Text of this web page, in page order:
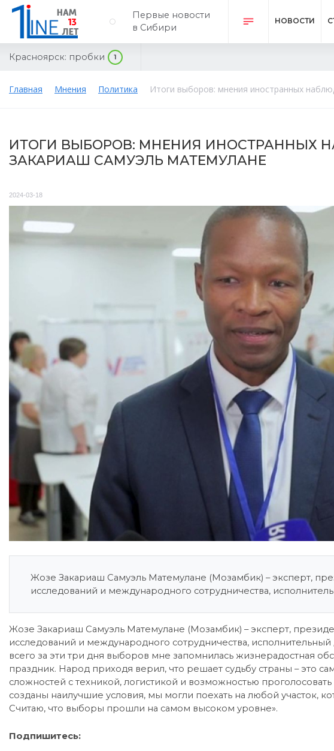
Первые новости
в Сибири
НОВОСТИ
Красноярск: пробки 1
Главная Мнения Политика Итоги выборов: мнения иностранных
ИТОГИ ВЫБОРОВ: МНЕНИЯ ИНОСТРАННЫХ
ЗАКАРИАШ САМУЭЛЬ МАТЕМУЛАНЕ
2024-03-18
Жозе Закариаш Самуэль Матемулане (Мозамбик) – эксперт,
исследований и международного сотрудничества,
Жозе Закариаш Самуэль Матемулане (Мозамбик) – эксперт,
исследований и международного сотрудничества,
всего за эти три дня выборов мне запомнилась жизнерадостная
праздник. Народ приходя верил, что решает судьбу страны – это
сложностей с техникой, логистикой и возможностью
созданы наилучшие условия, мы могли поехать на любой участок,
Считаю, что выборы прошли на самом высоком уровне».
Подпишитесь: